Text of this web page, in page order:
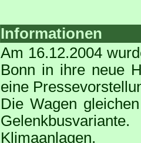
Informationen
Am 16.12.2004
Bonn in ihre neue
eine
Die Wagen
Klimaanlagen.